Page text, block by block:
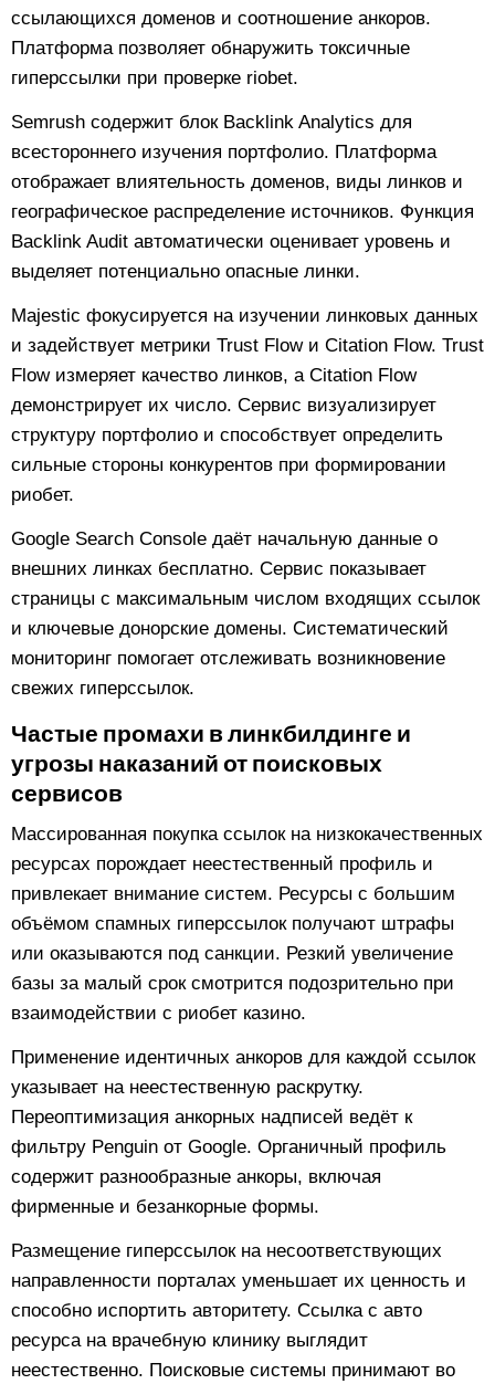
ссылающихся доменов и соотношение анкоров.
Платформа позволяет обнаружить токсичные
гиперссылки при проверке riobet.
Semrush содержит блок Backlink Analytics для
всестороннего изучения портфолио. Платформа
отображает влиятельность доменов, виды линков и
географическое распределение источников. Функция
Backlink Audit автоматически оценивает уровень и
выделяет потенциально опасные линки.
Majestic фокусируется на изучении линковых данных
и задействует метрики Trust Flow и Citation Flow. Trust
Flow измеряет качество линков, а Citation Flow
демонстрирует их число. Сервис визуализирует
структуру портфолио и способствует определить
сильные стороны конкурентов при формировании
риобет.
Google Search Console даёт начальную данные о
внешних линках бесплатно. Сервис показывает
страницы с максимальным числом входящих ссылок
и ключевые донорские домены. Систематический
мониторинг помогает отслеживать возникновение
свежих гиперссылок.
Частые промахи в линкбилдинге и
угрозы наказаний от поисковых
сервисов
Массированная покупка ссылок на низкокачественных
ресурсах порождает неестественный профиль и
привлекает внимание систем. Ресурсы с большим
объёмом спамных гиперссылок получают штрафы
или оказываются под санкции. Резкий увеличение
базы за малый срок смотрится подозрительно при
взаимодействии с риобет казино.
Применение идентичных анкоров для каждой ссылок
указывает на неестественную раскрутку.
Переоптимизация анкорных надписей ведёт к
фильтру Penguin от Google. Органичный профиль
содержит разнообразные анкоры, включая
фирменные и безанкорные формы.
Размещение гиперссылок на несоответствующих
направленности порталах уменьшает их ценность и
способно испортить авторитету. Ссылка с авто
ресурса на врачебную клинику выглядит
неестественно. Поисковые системы принимают во